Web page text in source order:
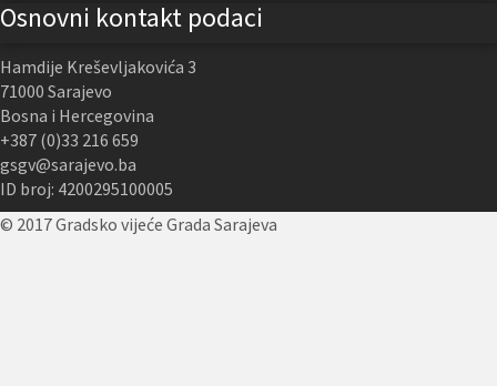
Osnovni kontakt podaci
Hamdije Kreševljakovića 3
71000 Sarajevo
Bosna i Hercegovina
+387 (0)33 216 659
gsgv@sarajevo.ba
ID broj: 4200295100005
© 2017 Gradsko vijeće Grada Sarajeva